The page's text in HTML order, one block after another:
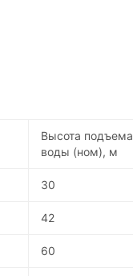
Высота подъема
воды (ном), м
30
42
60